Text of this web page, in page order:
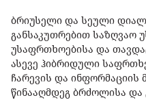
ბრიუსელი და სეული
განსაკუთრებით საზღვაო
უსაფრთხოებისა და
ასევე ჰიბრიდული
ჩარევის და ინფორმაციის
წინააღმდეგ ბრძოლისა და